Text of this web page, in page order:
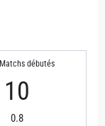
Matchs débutés
10
0.8